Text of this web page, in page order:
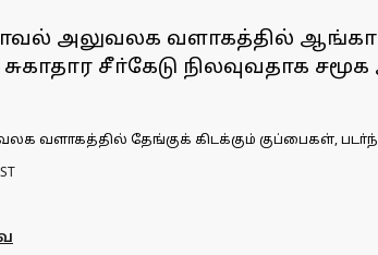
அலுவலக வளாகத்தில்
சுகாதார சீா்கேடு நிலவுவதாக
வளாகத்தில் தேங்குக் கிடக்கும் குப்பைகள்,